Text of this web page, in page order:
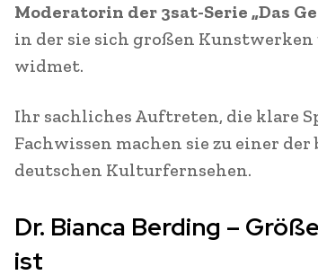
Moderatorin der 3sat-Serie „Das
in der sie sich großen
widmet.
Ihr sachliches Auftreten, die klare
Fachwissen machen sie zu einer
deutschen Kulturfernsehen.
Dr. Bianca Berding –
ist